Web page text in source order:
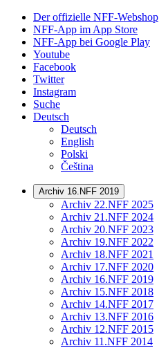
Der offizielle NFF-Webshop
NFF-App im App Store
NFF-App bei Google Play
Youtube
Facebook
Twitter
Instagram
Suche
Deutsch
Deutsch
English
Polski
Čeština
Archiv 16.NFF 2019
Archiv 22.NFF 2025
Archiv 21.NFF 2024
Archiv 20.NFF 2023
Archiv 19.NFF 2022
Archiv 18.NFF 2021
Archiv 17.NFF 2020
Archiv 16.NFF 2019
Archiv 15.NFF 2018
Archiv 14.NFF 2017
Archiv 13.NFF 2016
Archiv 12.NFF 2015
Archiv 11.NFF 2014